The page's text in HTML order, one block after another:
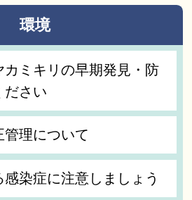
環境
カミキリの早期発見・防
ださい
管理について
染症に注意しましょう